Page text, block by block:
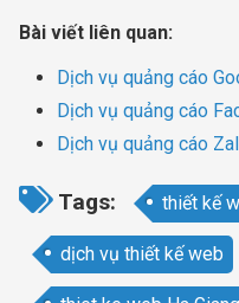
Bài viết liên quan:
Dịch vụ quảng cáo
Dịch vụ quảng cáo
Dịch vụ quảng cáo
Tags: thiết kế
dịch vụ thiết kế web